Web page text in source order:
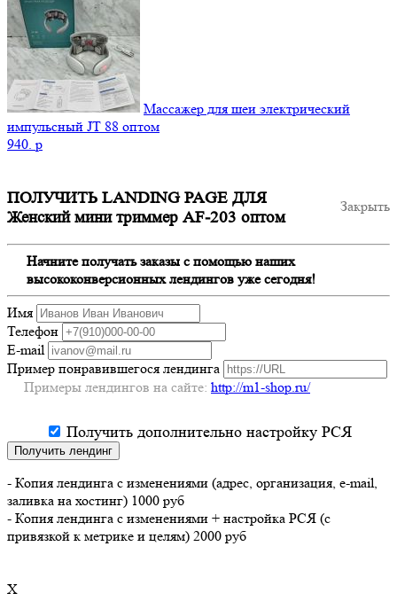
Массажер для шеи электрический
импульсный JT 88 оптом
940. p
Закрыть
ПОЛУЧИТЬ LANDING PAGE ДЛЯ
Женский мини триммер AF-203 оптом
Начните получать заказы с помощью наших
высококонверсионных лендингов уже сегодня!
Имя
Телефон
E-mail
Пример понравившегося лендинга
Примеры лендингов на сайте: http://m1-shop.ru/
Получить дополнительно настройку РСЯ
Получить лендинг
- Копия лендинга с изменениями (адрес, организация, e-mail,
заливка на хостинг) 1000 руб
- Копия лендинга с изменениями + настройка РСЯ (с
привязкой к метрике и целям) 2000 руб
X